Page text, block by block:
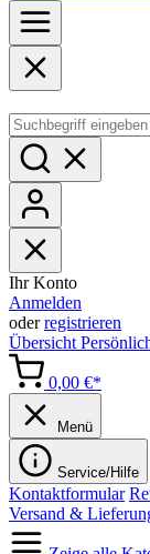
Ihr Konto
Anmelden
oderregistrieren
Übersicht
0,00 €*
Menü
Service/Hilfe
Kontaktformular
Versand &